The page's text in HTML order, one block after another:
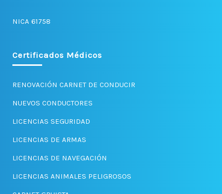
Certificados Médicos
RENOVACIÓN CARNET DE CONDUCIR
NUEVOS CONDUCTORES
LICENCIAS SEGURIDAD
LICENCIAS DE ARMAS
LICENCIAS DE NAVEGACIÓN
LICENCIAS ANIMALES PELIGROSOS
e
o
k
f
t
r
a
NICA 61758